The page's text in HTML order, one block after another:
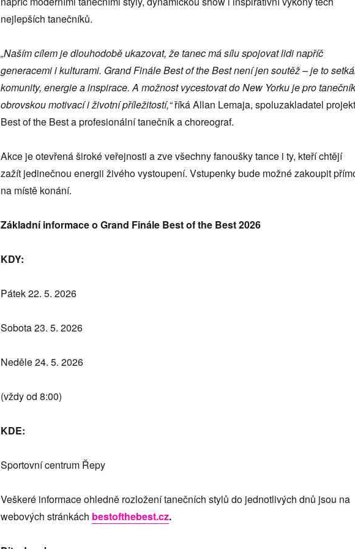
nejlepších tanečníků.
„Naším cílem je dlouhodobě ukazovat, že tanec má sílu spojovat lidi napříč
generacemi i kulturami. Grand Finále Best of the Best není jen soutěž – je to
komunity, energie a inspirace. A možnost vycestovat do New Yorku je pro
obrovskou motivací i životní příležitostí,“říká Allan Lemaja, spoluzakladatel
Best of the Best a profesionální tanečník a choreograf.
Akce je otevřená široké veřejnosti a zve všechny fanoušky tance i ty, kteří chtějí
zažít jedinečnou energii živého vystoupení. Vstupenky bude možné zakoupit
na místě konání.
Základní informace o Grand Finále Best of the Best 2026
KDY:
Pátek 22. 5. 2026
Sobota 23. 5. 2026
Neděle 24. 5. 2026
(vždy od 8:00)
KDE:
Sportovní centrum Řepy
Veškeré informace ohledně rozložení tanečních stylů do jednotlivých dnů jsou na
webových stránkách bestofthebest.cz.